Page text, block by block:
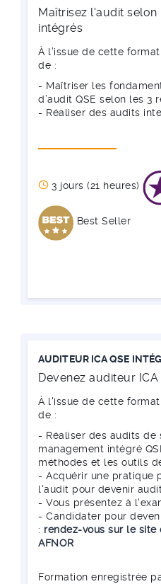
Maîtrisez l'audit
intégrés
À l’issue de cette
de :
- Maîtriser les
d’audit QSE selon les 3
- Réaliser des audits
3 jours (21 heures)
Best Seller
AUDITEUR ICA QSE
Devenez auditeur
À l'issue de cette
de :
- Réaliser des audits de
management intégré
méthodes et les outils
- Acquérir une pratique
l'audit pour devenir
- Vous présentez à
- Candidater pour
: rendez-vous sur le site
AFNOR
Formation enregistrée